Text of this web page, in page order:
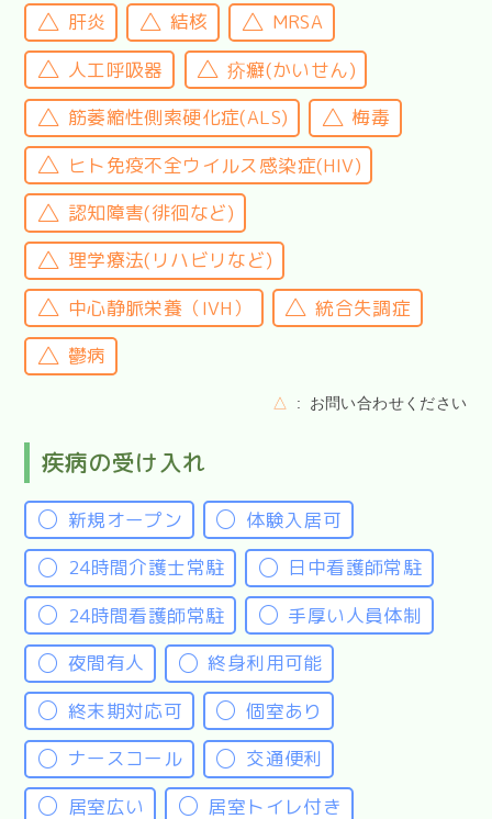
肝炎
結核
MRSA
人工呼吸器
疥癬(かいせん)
筋萎縮性側索硬化症(ALS)
梅毒
ヒト免疫不全ウイルス感染症(HIV)
認知障害(徘徊など)
理学療法(リハビリなど)
中心静脈栄養（IVH）
統合失調症
鬱病
△ お問い合わせください
疾病の受け入れ
新規オープン
体験入居可
24時間介護士常駐
日中看護師常駐
24時間看護師常駐
手厚い人員体制
夜間有人
終身利用可能
終末期対応可
個室あり
ナースコール
交通便利
居室広い
居室トイレ付き